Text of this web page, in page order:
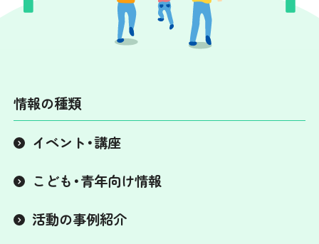
情報の種類
イベント・講座
こども・青年向け情報
活動の事例紹介